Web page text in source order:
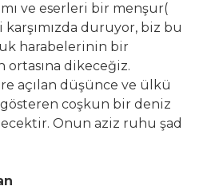
ve eserleri bir menşur(
duruyor, biz bu
harabelerinin bir
ortasına dikeceğiz.
açılan düşünce ve ülkü
coşkun bir deniz
Onun aziz ruhu şad